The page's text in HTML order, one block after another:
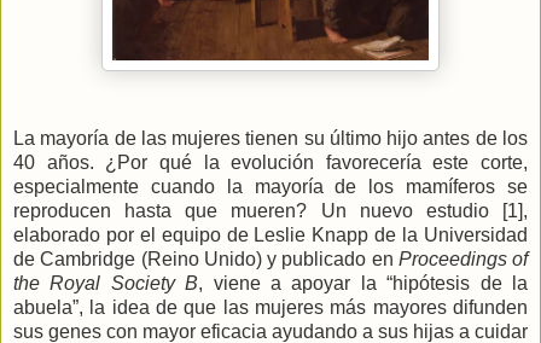
La mayoría de las mujeres tienen su último hijo antes de los
40 años. ¿Por qué la evolución favorecería este corte,
especialmente cuando la mayoría de los mamíferos se
reproducen hasta que mueren? Un nuevo estudio [1],
elaborado por el equipo de Leslie Knapp de la Universidad
de Cambridge (Reino Unido) y publicado en Proceedings of
the Royal Society B, viene a apoyar la “hipótesis de la
abuela”, la idea de que las mujeres más mayores difunden
sus genes con mayor eficacia ayudando a sus hijas a cuidar